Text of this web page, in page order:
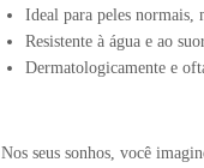
Ideal para peles normais,
Resistente à água e ao
Dermatologicamente e
Nos seus sonhos, você